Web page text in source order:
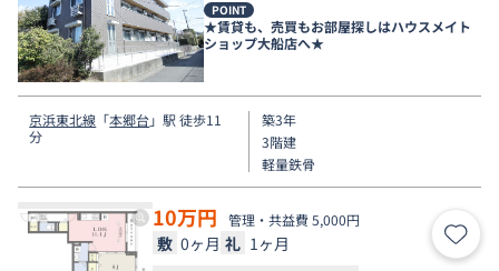
POINT
★賃貸も、売買もお部屋探しはハウスメイト
ショップ大船店へ★
京浜東北線 「本郷台」駅 徒歩11
分
築3年
3階建
軽量鉄骨
10万円 管理・共益費 5,000円
敷 0ヶ月 礼 1ヶ月 お気